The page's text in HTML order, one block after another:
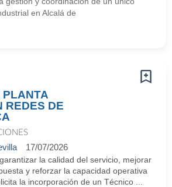
en Alcalá de
PLANTA
REDES DE
17/07/2026
la calidad del servicio, mejorar
y reforzar la capacidad operativa
la incorporación de un Técnico ...